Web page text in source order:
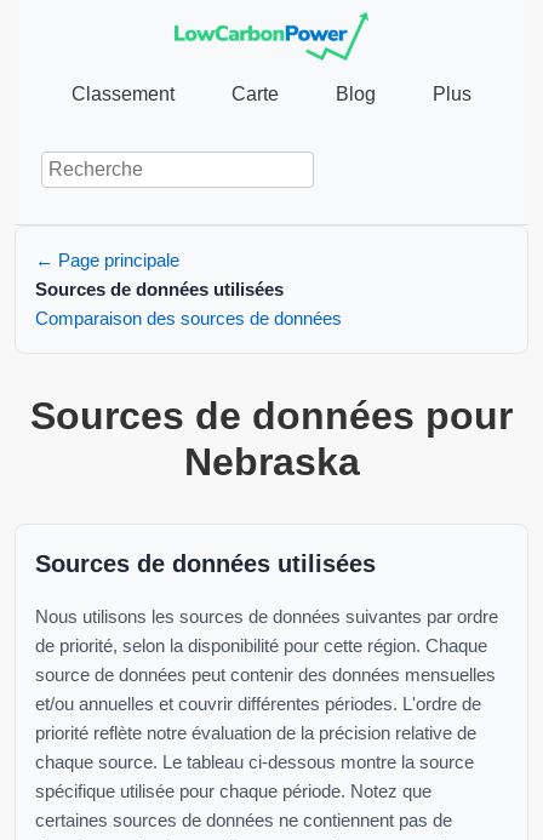
Classement Carte Blog Plus
← Page principale
Sources de données utilisées
Comparaison des sources de données
Sources de données pour
Nebraska
Sources de données utilisées
Nous utilisons les sources de données suivantes par ordre
de priorité, selon la disponibilité pour cette région. Chaque
source de données peut contenir des données mensuelles
et/ou annuelles et couvrir différentes périodes. L'ordre de
priorité reflète notre évaluation de la précision relative de
chaque source. Le tableau ci-dessous montre la source
spécifique utilisée pour chaque période. Notez que
certaines sources de données ne contiennent pas de